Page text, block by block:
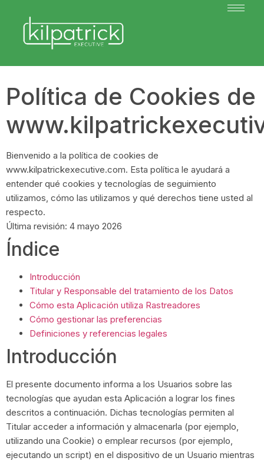
Política de Cookies de
Bienvenido a la política de cookies de
www.kilpatrickexecutive.com. Esta política le ayudará a
entender qué cookies y tecnologías de seguimiento
utilizamos, cómo las utilizamos y qué derechos tiene usted al
respecto.
Última revisión: 4 mayo 2026
Índice
Introducción
Titular y Responsable del tratamiento de los Datos
Cómo esta Aplicación utiliza Rastreadores
Cómo gestionar las preferencias
Definiciones y referencias legales
Introducción
El presente documento informa a los Usuarios sobre las
tecnologías que ayudan esta Aplicación a lograr los fines
descritos a continuación. Dichas tecnologías permiten al
Titular acceder a información y almacenarla (por ejemplo,
utilizando una Cookie) o emplear recursos (por ejemplo,
ejecutando un script) en el dispositivo de un Usuario mientras